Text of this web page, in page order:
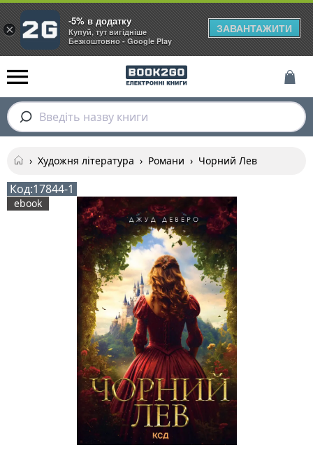
Введіть назву книги
› Художня література › Романи › Чорний Лев
Код:17844-1
ebook
×
-5% в додатку
Купуй, тут вигідніше
Безкоштовно - Google Play
ЗАВАНТАЖИТИ